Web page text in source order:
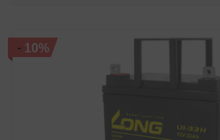
-10%